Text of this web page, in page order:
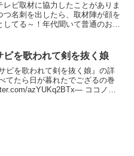
ビ取材に協力したことがありま
名刺を出したら、取材陣が顔を
てる～！年代聞いて普通のおば
ビを歌われて剣を抜く娘
サビを歌われて剣を抜く娘』の詳
てたら日が暮れたでござるの巻
azYUKq2BTx— ココノ